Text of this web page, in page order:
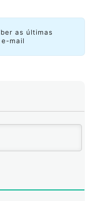
as últimas
e-mail